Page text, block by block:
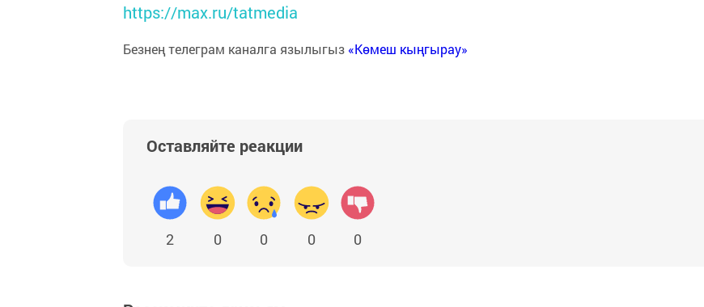
https://max.ru/tatmedia
Безнең телеграм каналга язылыгыз «Көмеш кыңгырау»
Оставляйте реакции
2 0 0 0 0